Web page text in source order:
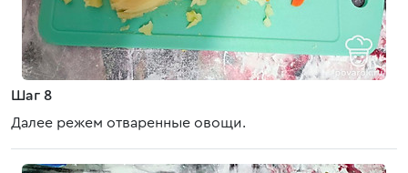
Шаг 8
Далее режем отваренные овощи.